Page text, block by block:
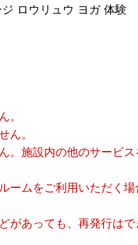
ロウリュウ ヨガ 体験
。
ん。
。施設内の他のサービ
ームをご利用いただく
があっても、再発行は